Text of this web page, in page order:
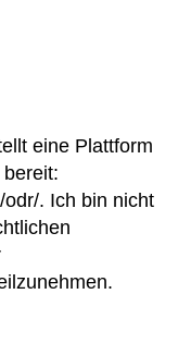
eine Plattform
. Ich bin nicht